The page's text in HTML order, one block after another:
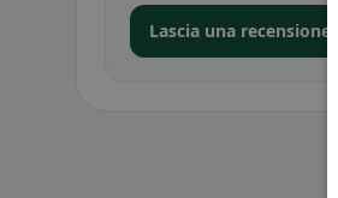
Lascia una recensione